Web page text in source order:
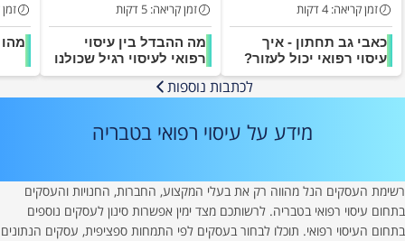
זמן קריאה: 4 דקות
כאבי גב תחתון - איך
עיסוי רפואי יכול לעזור?
זמן קריאה: 5 דקות
מה ההבדל בין עיסוי
רפואי לעיסוי רגיל שכולנו
מכירים?
זמן
מהו
לכתבות נוספות
מידע על עיסוי רפואי בטבריה
רשימת העסקים הנל מהווה רק את בעלי המקצוע, החברות, החנויות והעסקים
בתחום עיסוי רפואי בטבריה. לרשותכם מצד ימין אפשרות סינון לעסקים נוספים
בתחום העיסוי רפואי. תוכלו לבחור בעסקים לפי התמחות ספציפית, עסקים הנתונים